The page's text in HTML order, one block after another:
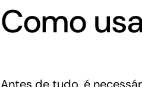
Como
Antes de tudo, é